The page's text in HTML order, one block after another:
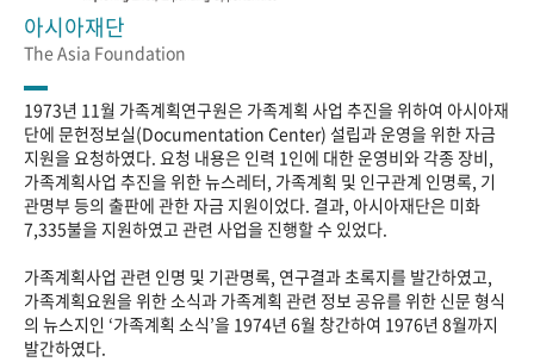
아시아재단
The Asia Foundation
1973년 11월 가족계획연구원은 가족계획 사업 추진을 위하여 아시아재
단에 문헌정보실(Documentation Center) 설립과 운영을 위한 자금
지원을 요청하였다. 요청 내용은 인력 1인에 대한 운영비와 각종 장비,
가족계획사업 추진을 위한 뉴스레터, 가족계획 및 인구관계 인명록, 기
관명부 등의 출판에 관한 자금 지원이었다. 결과, 아시아재단은 미화
7,335불을 지원하였고 관련 사업을 진행할 수 있었다.
가족계획사업 관련 인명 및 기관명록, 연구결과 초록지를 발간하였고,
가족계획요원을 위한 소식과 가족계획 관련 정보 공유를 위한 신문 형식
의 뉴스지인 ‘가족계획 소식’을 1974년 6월 창간하여 1976년 8월까지
발간하였다.